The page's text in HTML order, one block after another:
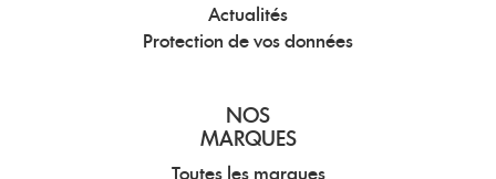
Actualités
Protection de vos données
NOS
MARQUES
Toutes les marques